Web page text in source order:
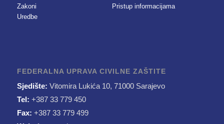
Zakoni
Uredbe
Pristup informacijama
FEDERALNA UPRAVA CIVILNE ZAŠTITE
Sjedište: Vitomira Lukića 10, 71000 Sarajevo
Tel: +387 33 779 450
Fax: +387 33 779 499